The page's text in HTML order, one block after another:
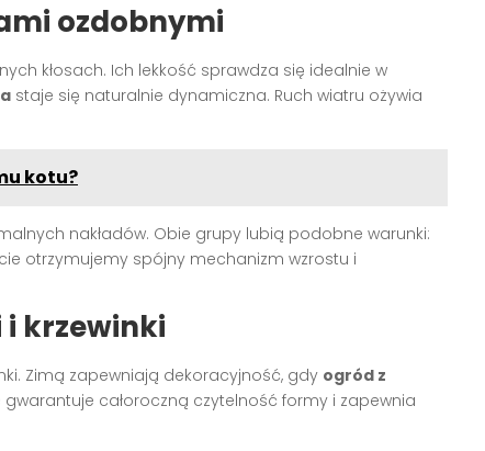
ozdobnymi
kłosach. Ich lekkość sprawdza się idealnie w
staje się naturalnie dynamiczna. Ruch wiatru ożywia
kotu?
nakładów. Obie grupy lubią podobne warunki:
otrzymujemy spójny mechanizm wzrostu i
i krzewinki
Zimą zapewniają dekoracyjność, gdy ogród z
całoroczną czytelność formy i zapewnia